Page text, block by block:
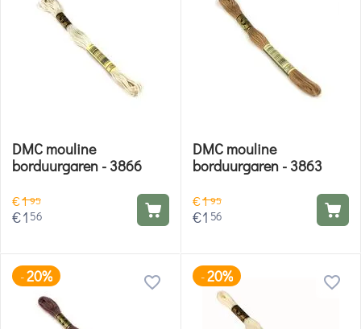
DMC mouline
borduurgaren - 3866
€195
€1 56
DMC mouline
borduurgaren - 3863
€195
€1 56
-20% -20%